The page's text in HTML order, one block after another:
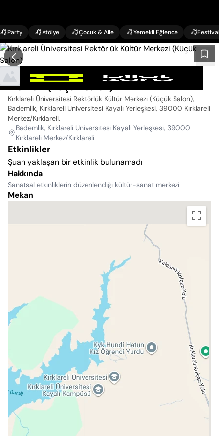
Party Atölye Çocuk & Aile Yemekli Eğlence Festival
Kırklareli Üniversitesi Rektörlük Kültür
Merkezi (Küçük Salon)
Kırklareli Üniversitesi Rektörlük Kültür Merkezi (Küçük Salon),
Bademlik, Kırklareli Üniversitesi Kayalı Yerleşkesi, 39000 Kırklareli
Merkez/Kırklareli.
Bademlik, Kırklareli Üniversitesi Kayalı Yerleşkesi, 39000
Kırklareli Merkez/Kırklareli
Etkinlikler
Şuan yaklaşan bir etkinlik bulunamadı
Hakkında
Sanatsal etkinliklerin düzenlendiği kültür-sanat merkezi
Mekan